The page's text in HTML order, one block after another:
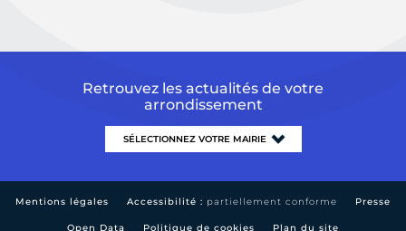
Retrouvez les actualités de votre
arrondissement
Mentions légales Accessibilité : partiellement conforme Presse
Open Data Politique de cookies Plan du site